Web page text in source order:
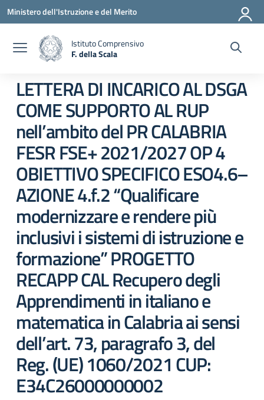
Vai ai contenuti
Vai al menu di navigazione
Vai al footer
Ministero dell'Istruzione e del Merito
Istituto Comprensivo
F. della Scala
LETTERA DI INCARICO AL DSGA
COME SUPPORTO AL RUP
nell’ambito del PR CALABRIA
FESR FSE+ 2021/2027 OP 4
OBIETTIVO SPECIFICO ESO4.6–
AZIONE 4.f.2 “Qualificare
modernizzare e rendere più
inclusivi i sistemi di istruzione e
formazione” PROGETTO
RECAPP CAL Recupero degli
Apprendimenti in italiano e
matematica in Calabria ai sensi
dell’art. 73, paragrafo 3, del
Reg. (UE) 1060/2021 CUP:
E34C26000000002